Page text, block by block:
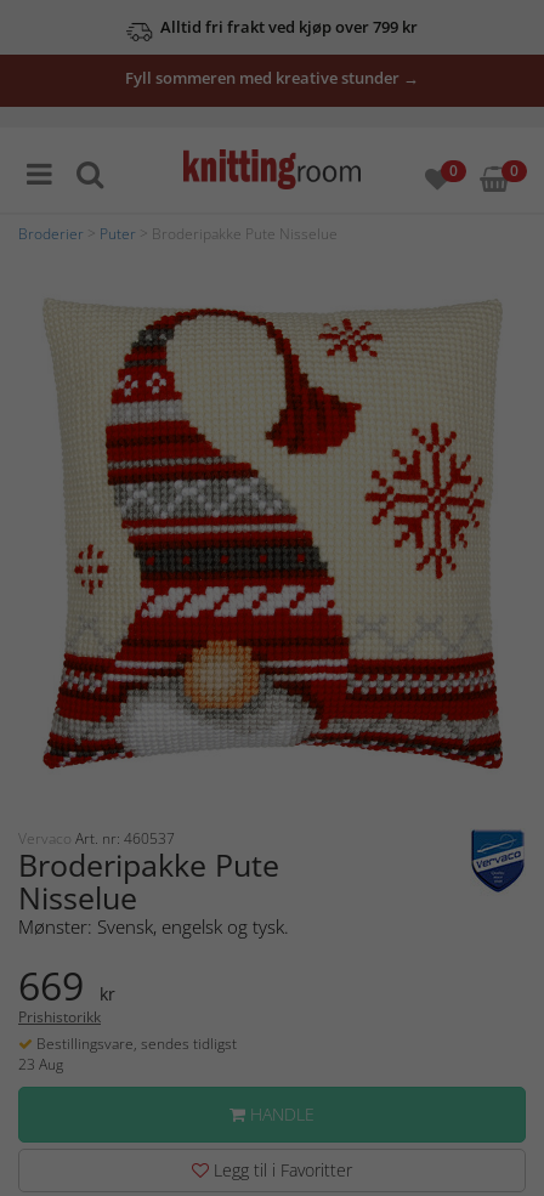
Alltid fri frakt ved kjøp over 799 kr
Fyll sommeren med kreative stunder →
0 0
Broderier Puter > Broderipakke Pute Nisselue
Vervaco Art. nr: 460537
Broderipakke Pute
Nisselue
Mønster: Svensk, engelsk og tysk.
669 kr
Prishistorikk
Bestillingsvare, sendes tidligst
23 Aug
HANDLE
Legg til i Favoritter